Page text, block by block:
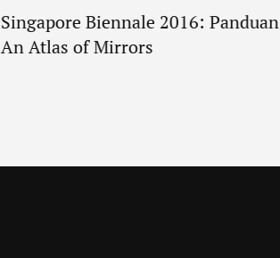
Singapore Biennale 2016: Panduan
An Atlas of Mirrors